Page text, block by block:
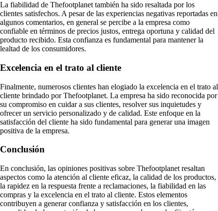
La fiabilidad de Thefootplanet también ha sido resaltada por los
clientes satisfechos. A pesar de las experiencias negativas reportadas en
algunos comentarios, en general se percibe a la empresa como
confiable en términos de precios justos, entrega oportuna y calidad del
producto recibido. Esta confianza es fundamental para mantener la
lealtad de los consumidores.
Excelencia en el trato al cliente
Finalmente, numerosos clientes han elogiado la excelencia en el trato al
cliente brindado por Thefootplanet. La empresa ha sido reconocida por
su compromiso en cuidar a sus clientes, resolver sus inquietudes y
ofrecer un servicio personalizado y de calidad. Este enfoque en la
satisfacción del cliente ha sido fundamental para generar una imagen
positiva de la empresa.
Conclusión
En conclusión, las opiniones positivas sobre Thefootplanet resaltan
aspectos como la atención al cliente eficaz, la calidad de los productos,
la rapidez en la respuesta frente a reclamaciones, la fiabilidad en las
compras y la excelencia en el trato al cliente. Estos elementos
contribuyen a generar confianza y satisfacción en los clientes,